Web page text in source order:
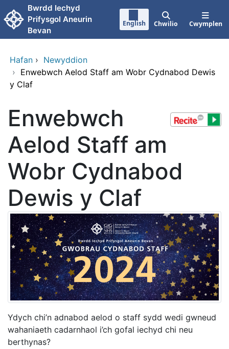
Neidio i'r prif gynnwy
Bwrdd Iechyd
Prifysgol Aneurin
Bevan
English Chwilio Cwymplen
Hafan › Newyddion
› Enwebwch Aelod Staff am Wobr Cydnabod Dewis
y Claf
Enwebwch
Aelod Staff am
Wobr Cydnabod
Dewis y Claf
Ydych chi’n adnabod aelod o staff sydd wedi gwneud
wahaniaeth cadarnhaol i’ch gofal iechyd chi neu
berthynas?